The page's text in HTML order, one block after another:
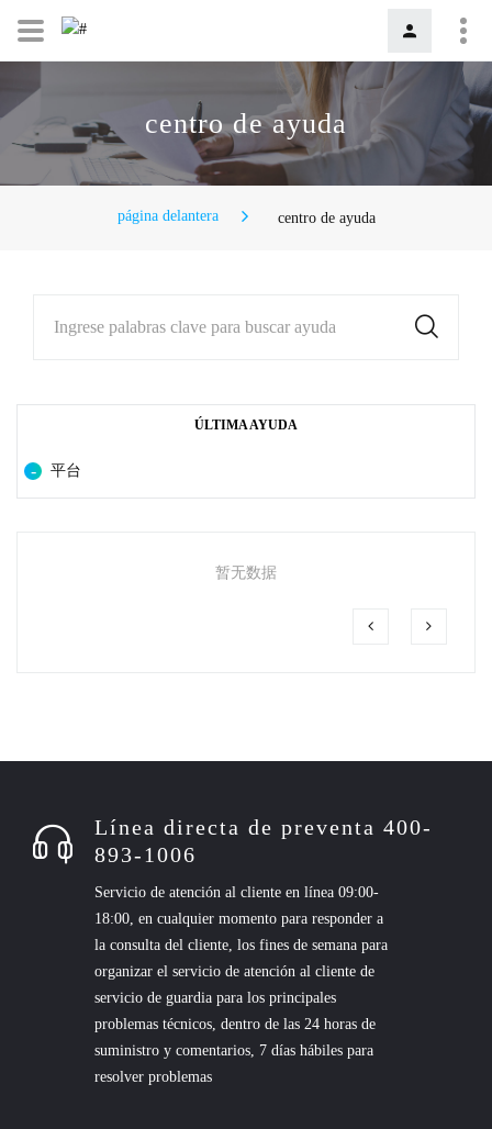
centro de ayuda
página delantera centro de ayuda
Ingrese palabras clave para buscar ayuda
ÚLTIMA AYUDA
平台
暂无数据
Línea directa de preventa 400-
893-1006
Servicio de atención al cliente en línea 09:00-
18:00, en cualquier momento para responder a
la consulta del cliente, los fines de semana para
organizar el servicio de atención al cliente de
servicio de guardia para los principales
problemas técnicos, dentro de las 24 horas de
suministro y comentarios, 7 días hábiles para
resolver problemas